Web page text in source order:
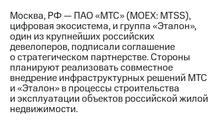
Контакты
Медиа-центр
Пресс-
релизы
МТС
о технологиях
Достижения
Интервью
Москва, РФ — ПАО «МТС» (MOEX: MTSS),
цифровая экосистема, и группа «Эталон»,
один из крупнейших российских
девелоперов, подписали соглашение
о стратегическом партнерстве. Стороны
планируют реализовать совместное
внедрение инфраструктурных решений МТС
и «Эталон» в процессы строительства
и эксплуатации объектов российской жилой
недвижимости.